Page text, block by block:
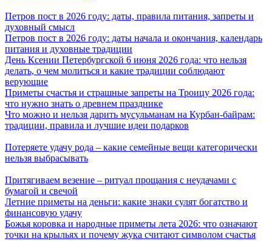
Петров пост в 2026 году: даты, правила питания, запреты и
духовный смысл
Петров пост в 2026 году: даты начала и окончания, календарь
питания и духовные традиции
День Ксении Петербургской 6 июня 2026 года: что нельзя
делать, о чем молиться и какие традиции соблюдают
верующие
Приметы счастья и страшные запреты на Троицу 2026 года:
что нужно знать о древнем празднике
Что можно и нельзя дарить мусульманам на Курбан-байрам:
традиции, правила и лучшие идеи подарков
Потеряете удачу рода – какие семейные вещи категорически
нельзя выбрасывать
Притягиваем везение – ритуал прощания с неудачами с
бумагой и свечой
Летние приметы на деньги: какие знаки сулят богатство и
финансовую удачу
Божья коровка и народные приметы лета 2026: что означают
точки на крыльях и почему жука считают символом счастья